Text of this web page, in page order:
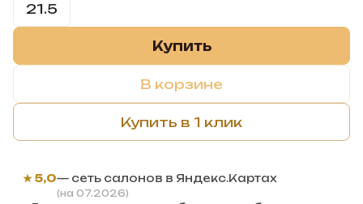
21.5
Купить
В корзине
Купить в 1 клик
★ 5,0— сеть салонов в Яндекс.Картах
(на 07.2026)